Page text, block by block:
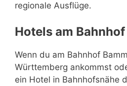
regionale Ausflüge.
Hotels am
Wenn du am Bahnhof
Württemberg ankommst
ein Hotel in Bahnhofsnähe